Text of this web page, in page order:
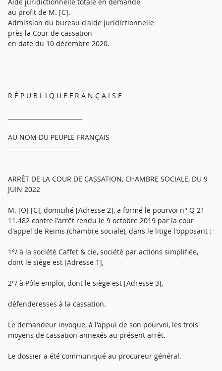
au profit de M. [C].
Admission du bureau d'aide juridictionnelle
près la Cour de cassation
en date du 10 décembre 2020.
R É P U B L I Q U E F R A N Ç A I S E
AU NOM DU PEUPLE FRANÇAIS
ARRÊT DE LA COUR DE CASSATION, CHAMBRE SOCIALE, DU 9
JUIN 2022
M. [O] [C], domicilié [Adresse 2], a formé le pourvoi n° Q 21-
11.482 contre l'arrêt rendu le 9 octobre 2019 par la cour
d'appel de Reims (chambre sociale), dans le litige l'opposant :
1°/ à la société Caffet & cie, société par actions simplifiée,
dont le siège est [Adresse 1],
2°/ à Pôle emploi, dont le siège est [Adresse 3],
défenderesses à la cassation.
Le demandeur invoque, à l'appui de son pourvoi, les trois
moyens de cassation annexés au présent arrêt.
Le dossier a été communiqué au procureur général.